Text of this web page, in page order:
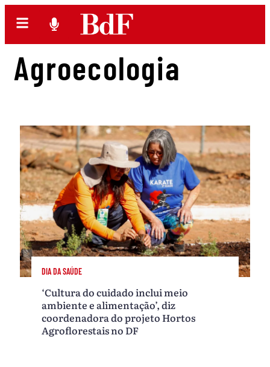
Agroecologia
DIA DA SAÚDE
‘Cultura do cuidado inclui meio
ambiente e alimentação’, diz
coordenadora do projeto Hortos
Agroflorestais no DF